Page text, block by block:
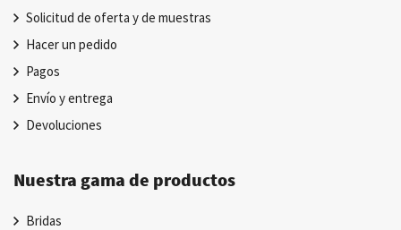
Solicitud de oferta y de muestras
Hacer un pedido
Pagos
Envío y entrega
Devoluciones
Nuestra gama de productos
Bridas